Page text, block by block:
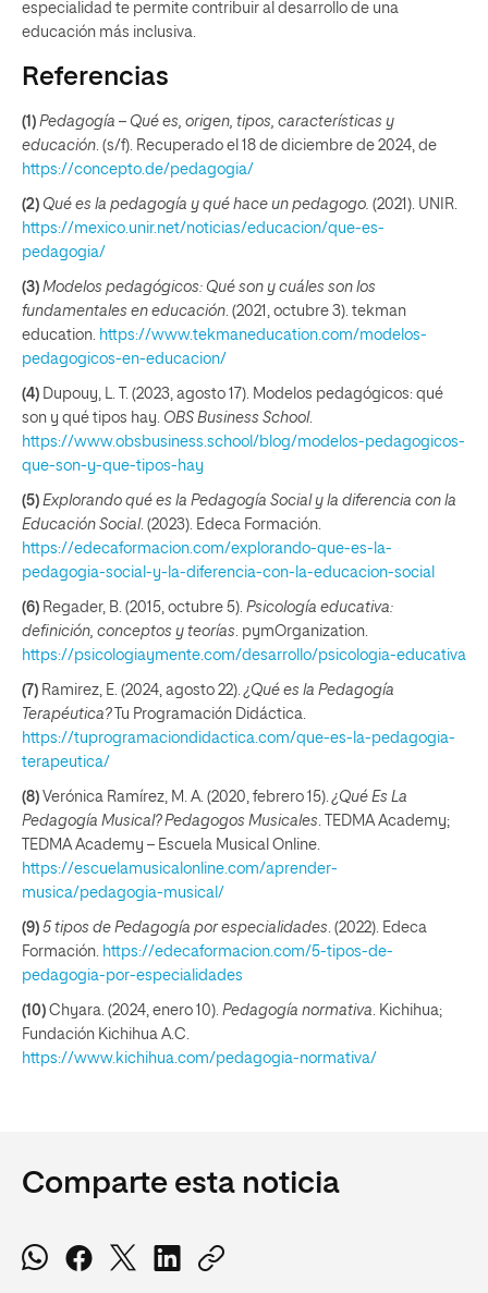
especialidad te permite contribuir al desarrollo de una
educación más inclusiva.
Referencias
(1) Pedagogía – Qué es, origen, tipos, características y
educación. (s/f). Recuperado el 18 de diciembre de 2024, de
https://concepto.de/pedagogia/
(2) Qué es la pedagogía y qué hace un pedagogo. (2021). UNIR.
https://mexico.unir.net/noticias/educacion/que-es-
pedagogia/
(3) Modelos pedagógicos: Qué son y cuáles son los
fundamentales en educación. (2021, octubre 3). tekman
education. https://www.tekmaneducation.com/modelos-
pedagogicos-en-educacion/
(4) Dupouy, L. T. (2023, agosto 17). Modelos pedagógicos: qué
son y qué tipos hay. OBS Business School.
https://www.obsbusiness.school/blog/modelos-pedagogicos-
que-son-y-que-tipos-hay
(5) Explorando qué es la Pedagogía Social y la diferencia con la
Educación Social. (2023). Edeca Formación.
https://edecaformacion.com/explorando-que-es-la-
pedagogia-social-y-la-diferencia-con-la-educacion-social
(6) Regader, B. (2015, octubre 5). Psicología educativa:
definición, conceptos y teorías. pymOrganization.
https://psicologiaymente.com/desarrollo/psicologia-educativa
(7) Ramirez, E. (2024, agosto 22).¿Qué es la Pedagogía
Terapéutica?Tu Programación Didáctica.
https://tuprogramaciondidactica.com/que-es-la-pedagogia-
terapeutica/
(8) Verónica Ramírez, M. A. (2020, febrero 15).¿Qué Es La
Pedagogía Musical? Pedagogos Musicales. TEDMA Academy;
TEDMA Academy – Escuela Musical Online.
https://escuelamusicalonline.com/aprender-
musica/pedagogia-musical/
(9) 5 tipos de Pedagogía por especialidades. (2022). Edeca
Formación. https://edecaformacion.com/5-tipos-de-
pedagogia-por-especialidades
(10) Chyara. (2024, enero 10). Pedagogía normativa. Kichihua;
Fundación Kichihua A.C.
https://www.kichihua.com/pedagogia-normativa/
Comparte esta noticia